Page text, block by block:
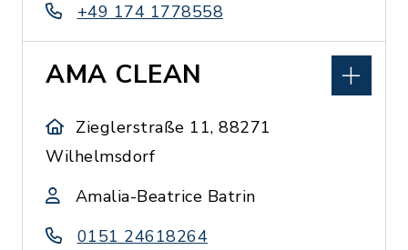
+49 174 1778558
AMA CLEAN
Zieglerstraße 11, 88271
Wilhelmsdorf
Amalia-Beatrice Batrin
0151 24618264